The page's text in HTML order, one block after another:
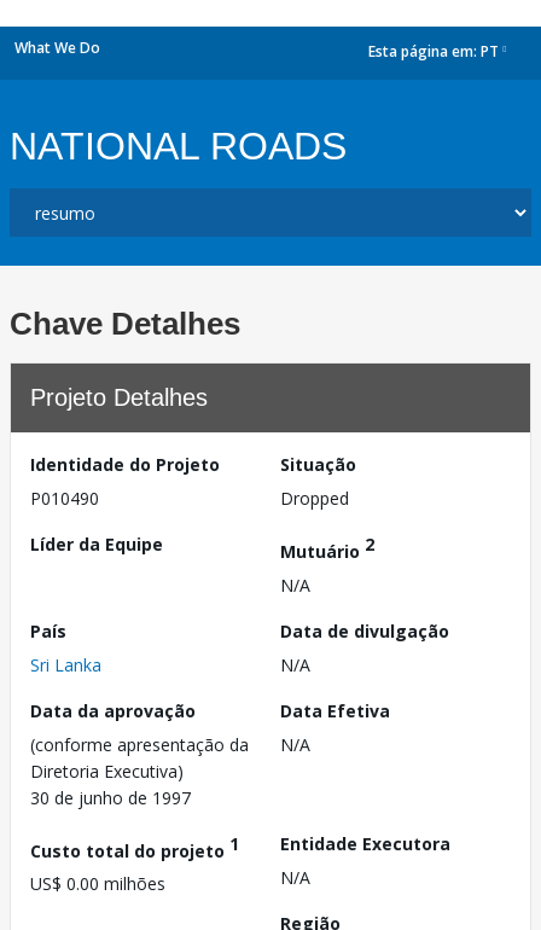
What We Do Esta página em: PT
NATIONAL ROADS
Chave Detalhes
Projeto Detalhes
Identidade do Projeto
P010490
Situação
Dropped
Líder da Equipe
Mutuário 2
N/A
País
Sri Lanka
Data de divulgação
N/A
Data da aprovação
(conforme apresentação da
Diretoria Executiva)
30 de junho de 1997
Data Efetiva
N/A
Custo total do projeto 1
US$ 0.00 milhões
Entidade Executora
N/A
Região